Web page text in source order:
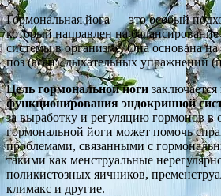
Гормональная йога — это особый
который направлен на
системы в организме. Она основана
поз (асан), дыхательных упражнений
Цель гормональной йоги заключается
функционирования эндокринной
за выработку и регуляцию гормонов в
гормональной йоги может помочь
проблемами, связанными с
такими как менструальные
поликистозных яичников,
климакс и другие.